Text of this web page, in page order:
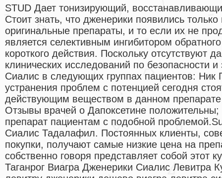
STUD Дает тонизирующий,
Стоит знать, что дженерики появились
оригинальные препараты, и то если их не
является селективным ингибитором
короткого действия. Поскольку отсутствуют
клинических исследований по безопасности
Сиалис в следующих группах пациентов: Ник
устранения проблем с потенцией сегодня
действующим веществом в данном
Отзывы врачей о Дапоксетине положительны;
препарат пациентам с подобной
Сиалис Тадалафил. Постоянных клиенты,
покупки, получают самые низкие цена на
собственно говоря представляет собой этот
Таганрог Виагра Дженерики Сиалис Левитра